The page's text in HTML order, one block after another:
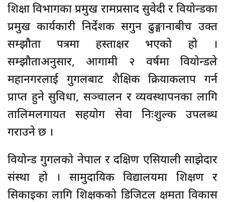
शिक्षा विभागका प्रमुख रामप्रसाद सुवेदी र वियोन्डका
प्रमुख कार्यकारी निर्देशक सगुन ढुङ्गानाबीच उक्त
सम्झौता पत्रमा हस्ताक्षर भएको हो ।
सम्झौताअनुसार, आगामी २ वर्षमा वियोन्डले
महानगरलाई गुगलबाट शैक्षिक क्रियाकलाप गर्न
प्राप्त हुने सुविधा, सञ्चालन र व्यवस्थापनका लागि
तालिमलगायत सहयोग सेवा निःशुल्क उपलब्ध
गराउने छ ।
वियोन्ड गुगलको नेपाल र दक्षिण एसियाली साझेदार
संस्था हो । सामुदायिक विद्यालयमा शिक्षण र
सिकाइका लागि शिक्षकको डिजिटल क्षमता विकास